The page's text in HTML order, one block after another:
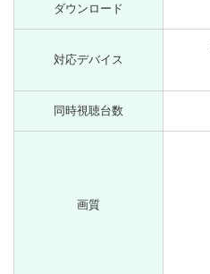
ダウンロード
対応デバイス
同時視聴台数
画質